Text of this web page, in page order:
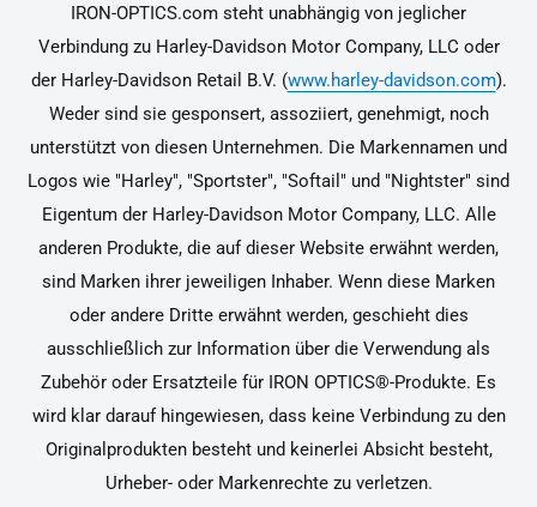
IRON-OPTICS.com steht unabhängig von jeglicher
Verbindung zu Harley-Davidson Motor Company, LLC oder
der Harley-Davidson Retail B.V. (www.harley-davidson.com).
Weder sind sie gesponsert, assoziiert, genehmigt, noch
unterstützt von diesen Unternehmen. Die Markennamen und
Logos wie "Harley", "Sportster", "Softail" und "Nightster" sind
Eigentum der Harley-Davidson Motor Company, LLC. Alle
anderen Produkte, die auf dieser Website erwähnt werden,
sind Marken ihrer jeweiligen Inhaber. Wenn diese Marken
oder andere Dritte erwähnt werden, geschieht dies
ausschließlich zur Information über die Verwendung als
Zubehör oder Ersatzteile für IRON OPTICS®-Produkte. Es
wird klar darauf hingewiesen, dass keine Verbindung zu den
Originalprodukten besteht und keinerlei Absicht besteht,
Urheber- oder Markenrechte zu verletzen.